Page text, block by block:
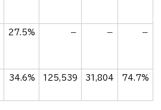
27.5% － － －
34.6% 125,539 31,804 74.7%